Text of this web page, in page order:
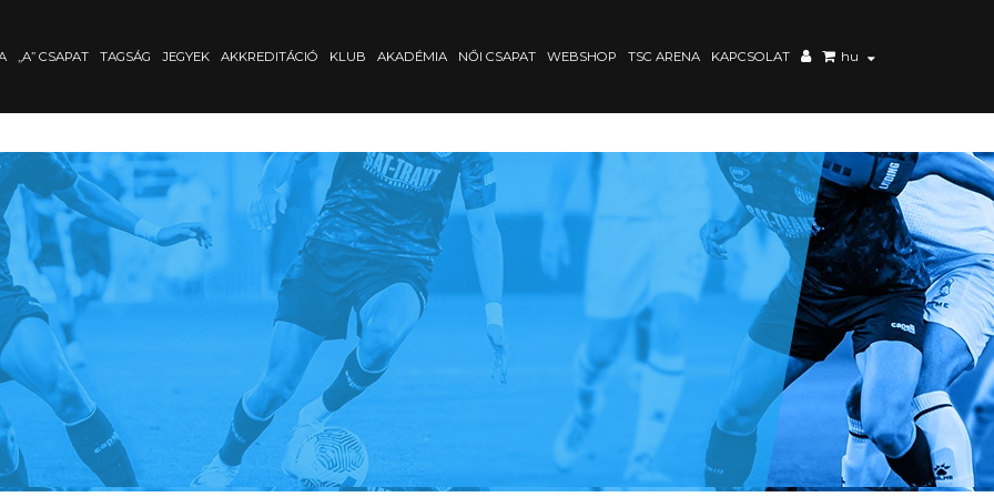
„A” CSAPAT TAGSÁG JEGYEK AKKREDITÁCIÓ KLUB AKADÉMIA NŐI CSAPAT WEBSHOP TSC ARENA KAPCSOLAT hu